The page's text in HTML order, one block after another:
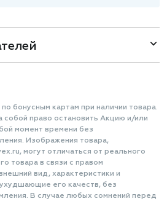
бонусным картам при наличии товара.
собой право остановить Акцию и/или
момент времени без
Изображения товара,
могут отличаться от реального
товара в связи с правом
вид, характеристики и
его качеств, без
В случае любых сомнений перед